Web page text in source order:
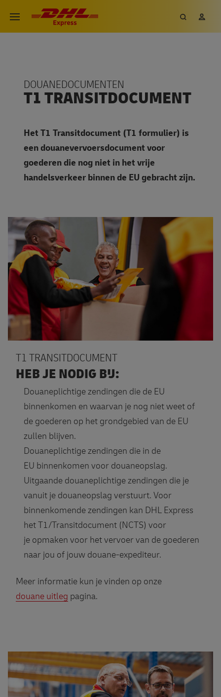
DOUANEDOCUMENTEN
T1 TRANSITDOCUMENT
Het T1 Transitdocument (T1 formulier) is
een douanevervoersdocument voor
goederen die nog niet in het vrije
handelsverkeer binnen de EU gebracht zijn.
T1 TRANSITDOCUMENT
HEB JE NODIG BIJ:
Douaneplichtige zendingen die de EU
binnenkomen en waarvan je nog niet weet of
de goederen op het grondgebied van de EU
zullen blijven.
Douaneplichtige zendingen die in de
EU binnenkomen voor douaneopslag.
Uitgaande douaneplichtige zendingen die je
vanuit je douaneopslag verstuurt. Voor
binnenkomende zendingen kan DHL Express
het T1/Transitdocument (NCTS) voor
je opmaken voor het vervoer van de goederen
naar jou of jouw douane-expediteur.
Meer informatie kun je vinden op onze
douane uitleg pagina.